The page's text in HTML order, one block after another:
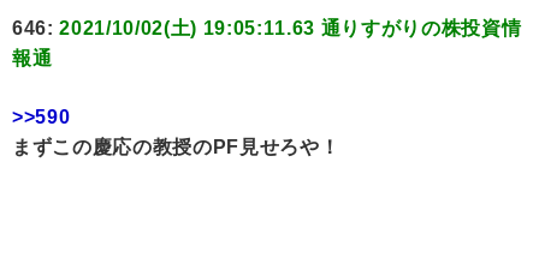
646:2021/10/02(土) 19:05:11.63 通りすがりの株投資情
報通
>>590
まずこの慶応の教授のPF見せろや！